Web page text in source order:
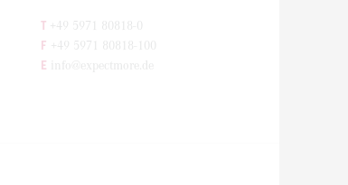
T +49 5971 80818-0
F +49 5971 80818-100
E info@expectmore.de